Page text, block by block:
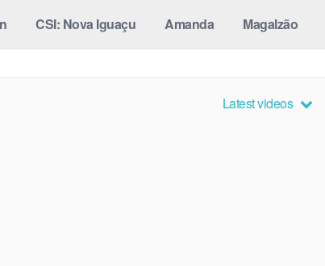
CSI: Nova Iguaçu Amanda Magalzão
Latest videos